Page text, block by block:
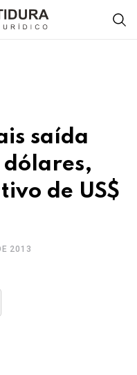
saída
de US$
2013